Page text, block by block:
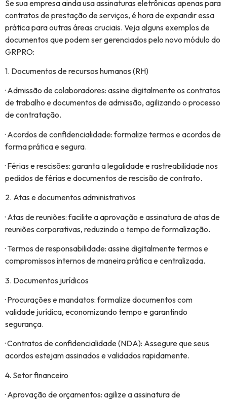
Se sua empresa ainda usa assinaturas eletrônicas apenas para
contratos de prestação de serviços, é hora de expandir essa
prática para outras áreas cruciais. Veja alguns exemplos de
documentos que podem ser gerenciados pelo novo módulo do
GRPRO:
1. Documentos de recursos humanos (RH)
· Admissão de colaboradores: assine digitalmente os contratos
de trabalho e documentos de admissão, agilizando o processo
de contratação.
· Acordos de confidencialidade: formalize termos e acordos de
forma prática e segura.
· Férias e rescisões: garanta a legalidade e rastreabilidade nos
pedidos de férias e documentos de rescisão de contrato.
2. Atas e documentos administrativos
· Atas de reuniões: facilite a aprovação e assinatura de atas de
reuniões corporativas, reduzindo o tempo de formalização.
· Termos de responsabilidade: assine digitalmente termos e
compromissos internos de maneira prática e centralizada.
3. Documentos jurídicos
· Procurações e mandatos: formalize documentos com
validade jurídica, economizando tempo e garantindo
segurança.
· Contratos de confidencialidade (NDA): Assegure que seus
acordos estejam assinados e validados rapidamente.
4. Setor financeiro
· Aprovação de orçamentos: agilize a assinatura de